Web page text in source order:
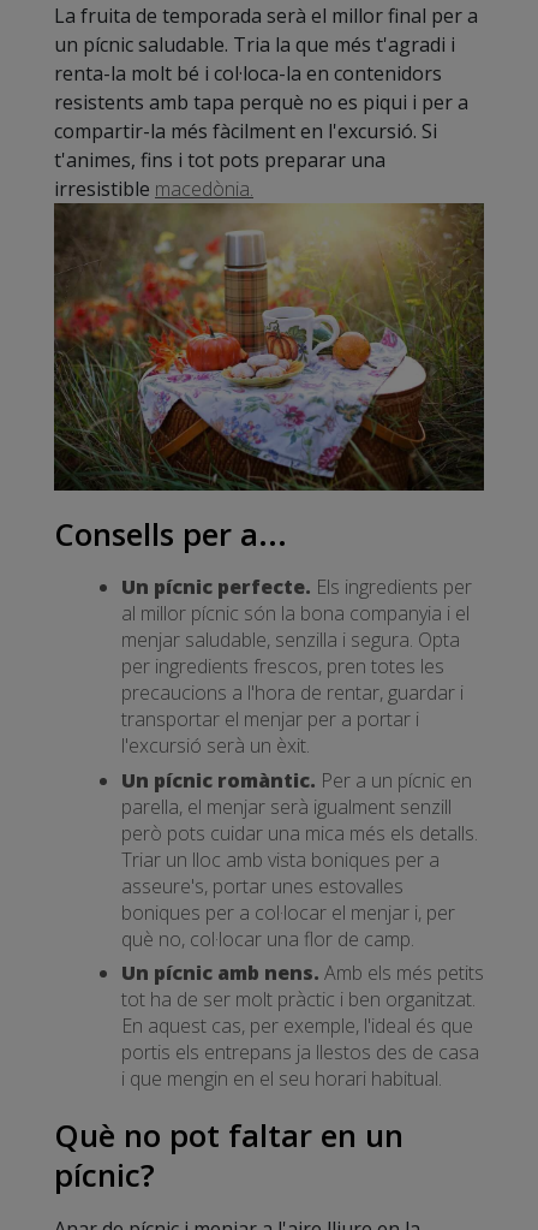
La fruita de temporada serà el millor final per a
un pícnic saludable. Tria la que més t'agradi i
renta-la molt bé i col·loca-la en contenidors
resistents amb tapa perquè no es piqui i per a
compartir-la més fàcilment en l'excursió. Si
t'animes, fins i tot pots preparar una
irresistible macedònia.
Consells per a...
Un pícnic perfecte. Els ingredients per
al millor pícnic són la bona companyia i el
menjar saludable, senzilla i segura. Opta
per ingredients frescos, pren totes les
precaucions a l'hora de rentar, guardar i
transportar el menjar per a portar i
l'excursió serà un èxit.
Un pícnic romàntic. Per a un pícnic en
parella, el menjar serà igualment senzill
però pots cuidar una mica més els detalls.
Triar un lloc amb vista boniques per a
asseure's, portar unes estovalles
boniques per a col·locar el menjar i, per
què no, col·locar una flor de camp.
Un pícnic amb nens. Amb els més petits
tot ha de ser molt pràctic i ben organitzat.
En aquest cas, per exemple, l'ideal és que
portis els entrepans ja llestos des de casa
i que mengin en el seu horari habitual.
Què no pot faltar en un
pícnic?